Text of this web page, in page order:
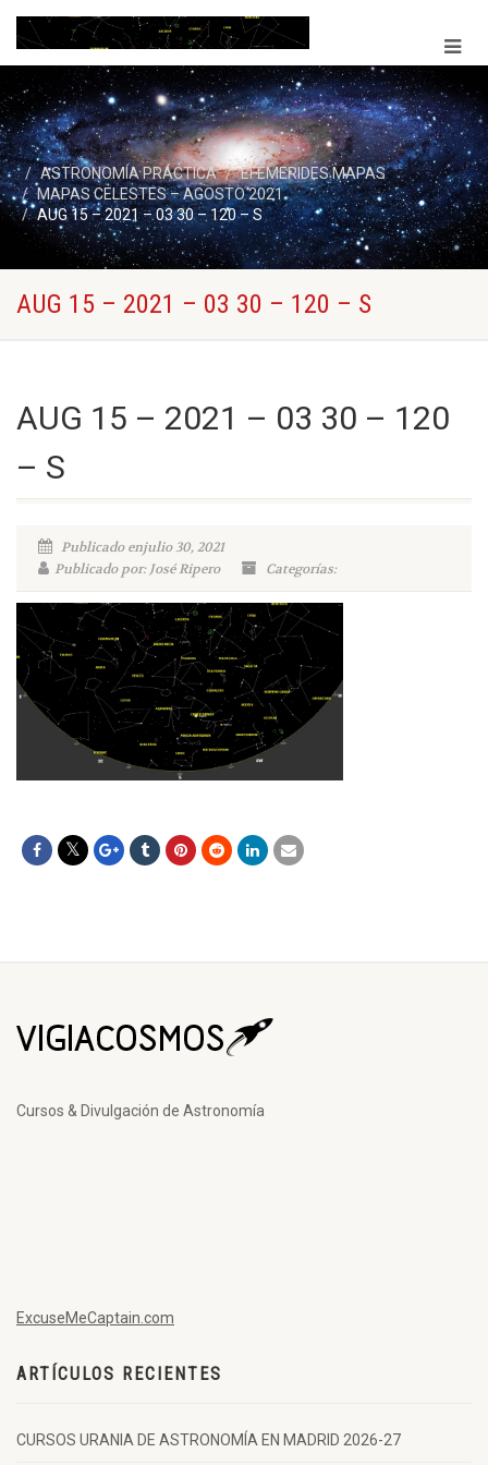
ASTRONOMÍA PRÁCTICA
EFEMERIDES MAPAS
MAPAS CELESTES – AGOSTO 2021
AUG 15 – 2021 – 03 30 – 120 – S
AUG 15 – 2021 – 03 30 – 120 – S
AUG 15 – 2021 – 03 30 – 120
– S
Publicado enjulio 30, 2021
Publicado por: José Ripero
Categorías:
Cursos & Divulgación de Astronomía
ExcuseMeCaptain.com
ARTÍCULOS RECIENTES
CURSOS URANIA DE ASTRONOMÍA EN MADRID 2026-27